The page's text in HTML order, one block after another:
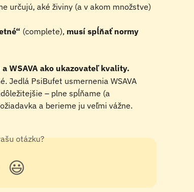
určujú, aké živiny (a v akom množstve)
(complete), musí spĺňať normy
WSAVA ako ukazovateľ kvality.
Jedlá PsiBufet usmernenia WSAVA
– plne spĺňame (a
a berieme ju veľmi vážne.
otázku?
😃